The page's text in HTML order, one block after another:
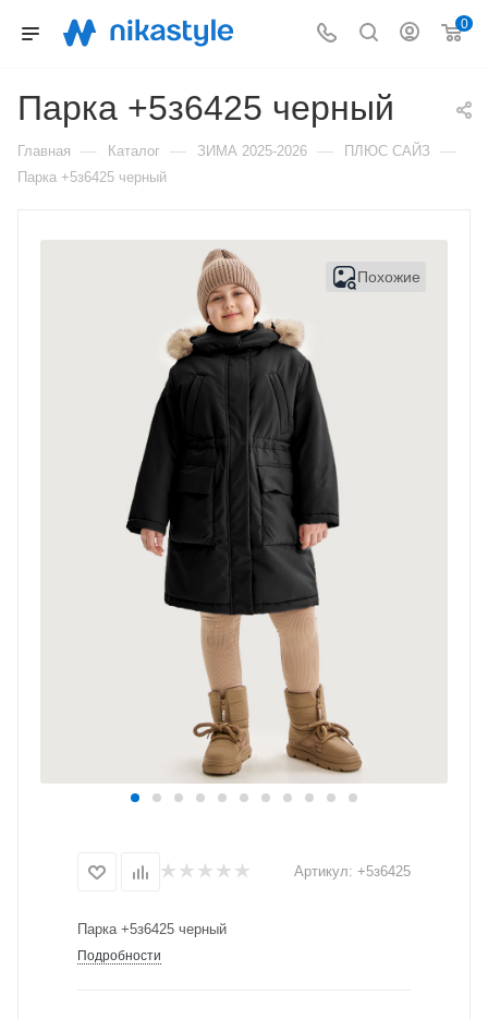
0
Парка +5з6425 черный
Главная — Каталог — ЗИМА 2025-2026 — ПЛЮС САЙЗ —
Парка +5з6425 черный
Похожие
Артикул: +5з6425
Парка +5з6425 черный
Подробности